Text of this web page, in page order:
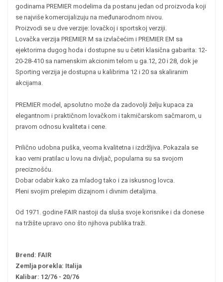
godinama PREMIER modelima da postanu jedan od proizvoda koji
se najviše komercijalizuju na međunarodnom nivou.
Proizvodi se u dve verzije: lovačkoj i sportskoj verziji.
Lovačka verzija PREMIER M sa izvlačećim i PREMIER EM sa
ejektorima dugog hoda i dostupne su u četiri klasična gabarita: 12-
20-28-410 sa namenskim akcionim telom u ga.12, 20 i 28, dok je
Sporting verzija je dostupna u kalibrima 12 i 20 sa skaliranim
akcijama.
PREMIER model, apsolutno može da zadovolji želju kupaca za
elegantnom i praktičnom lovačkom i takmičarskom sačmarom, u
pravom odnosu kvaliteta i cene.
Prilično udobna puška, veoma kvalitetna i izdržljiva. Pokazala se
kao verni pratilac u lovu na divljač, popularna su sa svojom
preciznošću.
Dobar odabir kako za mladog tako i za iskusnog lovca.
Pleni svojim prelepim dizajnom i divnim detaljima.
Od 1971. godine FAIR nastoji da sluša svoje korisnike i da donese
na tržište upravo ono što njihova publika traži.
Brend: FAIR
Zemlja porekla: Italija
Kalibar: 12/76 - 20/76